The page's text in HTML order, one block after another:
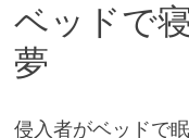
ベッドで
夢
侵入者がベッドで